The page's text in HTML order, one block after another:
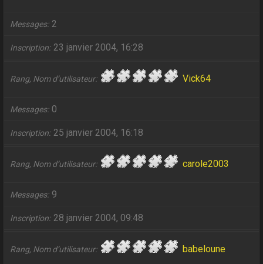
Messages 2
Inscription 23 janvier 2004, 16:28
Rang, Nom d’utilisateur Vick64
Messages 0
Inscription 25 janvier 2004, 16:18
Rang, Nom d’utilisateur carole2003
Messages 9
Inscription 28 janvier 2004, 09:48
Rang, Nom d’utilisateur babeloune